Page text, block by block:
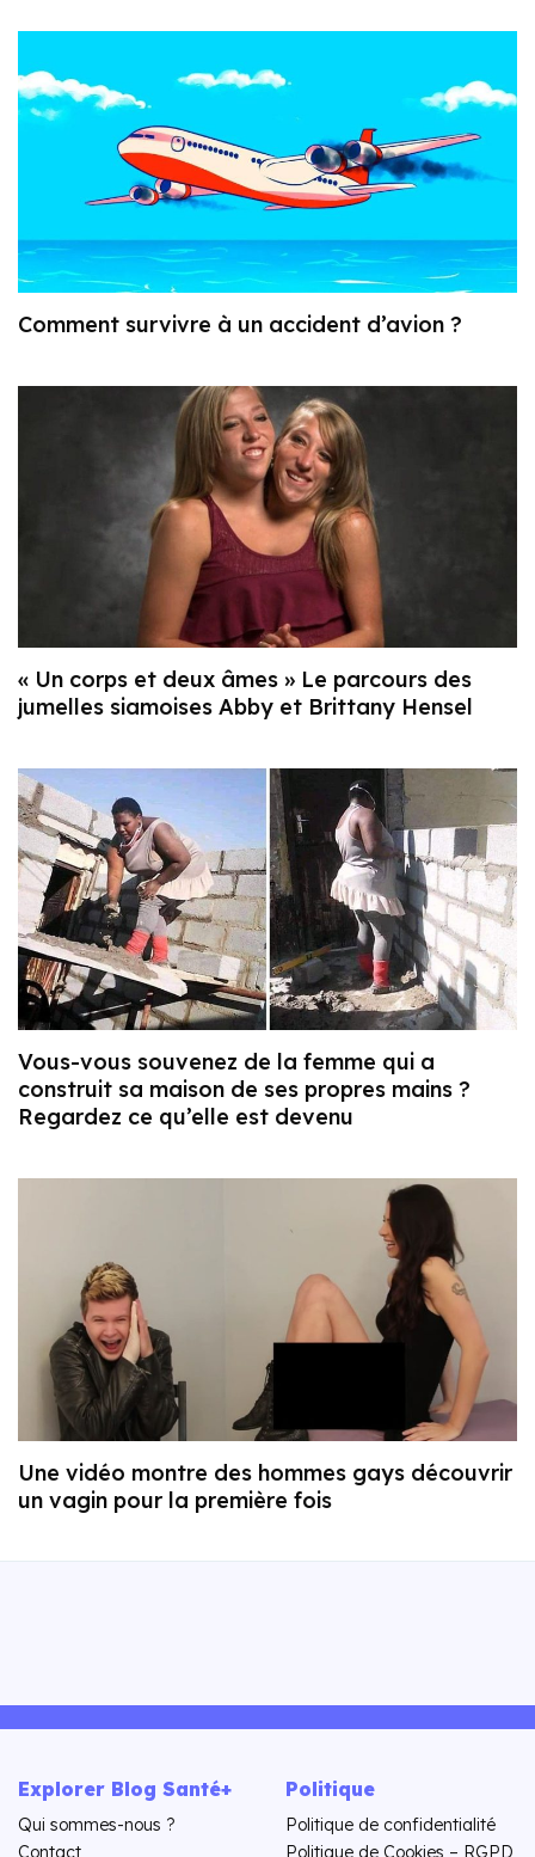
Comment survivre à un accident d’avion ?
« Un corps et deux âmes » Le parcours des
jumelles siamoises Abby et Brittany Hensel
Vous-vous souvenez de la femme qui a
construit sa maison de ses propres mains ?
Regardez ce qu’elle est devenu
Une vidéo montre des hommes gays découvrir
un vagin pour la première fois
Explorer Blog Santé+
Qui sommes-nous ?
Contact
Politique
Politique de confidentialité
Politique de Cookies – RGPD